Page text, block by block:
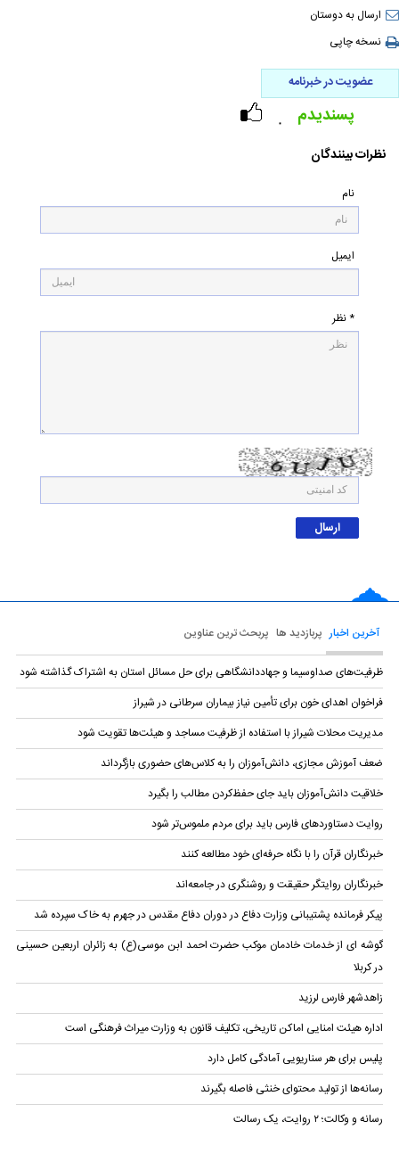
ارسال به دوستان
نسخه چاپی
عضویت در خبرنامه
۰ پسندیدم
نظرات بینندگان
نام
ایمیل
* نظر
آخرین اخبار پربازدید ها پربحث ترین عناوین
ظرفیت‌های صداوسیما و جهاددانشگاهی برای حل مسائل استان به اشتراک گذاشته شود
فراخوان اهدای خون برای تأمین نیاز بیماران سرطانی در شیراز
مدیریت محلات شیراز با استفاده از ظرفیت مساجد و هیئت‌ها تقویت شود
ضعف آموزش مجازی، دانش‌آموزان را به کلاس‌های حضوری بازگرداند
خلاقیت دانش‌آموزان باید جای حفظ‌کردن مطالب را بگیرد
روایت دستاوردهای فارس باید برای مردم ملموس‌تر شود
خبرنگاران قرآن را با نگاه حرفه‌ای خود مطالعه کنند
خبرنگاران روایتگر حقیقت و روشنگری در جامعه‌اند
پیکر فرمانده پشتیبانی وزارت دفاع در دوران دفاع مقدس در جهرم به خاک سپرده شد
گوشه ای از خدمات خادمان موکب حضرت احمد ابن موسی(ع) به زائران اربعین حسینی
در کربلا
زاهدشهر فارس لرزید
اداره هیئت‌ امنایی اماکن تاریخی، تکلیف قانون به وزارت میراث فرهنگی است
پلیس برای هر سناریویی آمادگی کامل دارد
رسانه‌ها از تولید محتوای خنثی فاصله بگیرند
رسانه و وکالت؛ ۲ روایت، یک رسالت